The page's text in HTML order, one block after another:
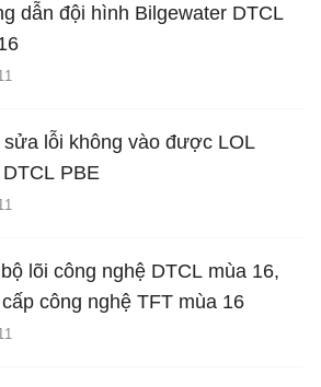
dẫn đội hình Bilgewater DTCL
sửa lỗi không vào được LOL
PBE
lõi công nghệ DTCL mùa 16,
công nghệ TFT mùa 16